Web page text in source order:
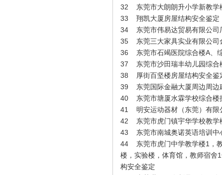
32
东莞市大朗朗升小学新教
33
翔凯大厦房屋结构安全鉴定
34
东莞市伟易达贸易有限公
35
东莞三大家具实业有限公
36
东莞市石竭医院综合楼A、
37
东莞市沙田瑞丰幼儿园综
38
厚街百坚楼房屋结构安全鉴
39
东莞国际金融大厦周边周
40
东莞市塘厦水霖学校综合
41
明安运动器材（东莞）有
42
东莞市虎门镇宇华学校教
43
东莞市南城奥诺英语培训
44
东莞市虎门中学教学楼1，
楼，实验楼，体育馆，教师宿舍
构安全鉴定